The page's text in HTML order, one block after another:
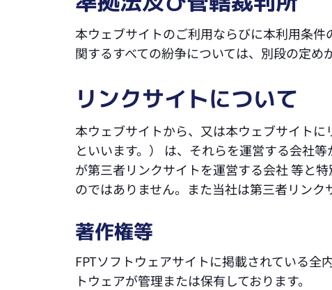
本ウェブサイトのご利用ならびに本利用条
関するすべての紛争については、別段の定め
リンクサイトについて
本ウェブサイトから、又は本ウェブサイト
といいます。） は、それらを運営する会社
が第三者リンクサイトを運営する会社 等と
のではありません。また当社は第三者リンク
著作権等
FPTソフトウェアサイトに掲載されている全
トウェアが管理または保有しております。